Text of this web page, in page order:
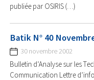
publiée par OSIRIS (…)
Batik N° 40
30 novembre 2002
Bulletin d’Analyse sur les
Communication Lettre